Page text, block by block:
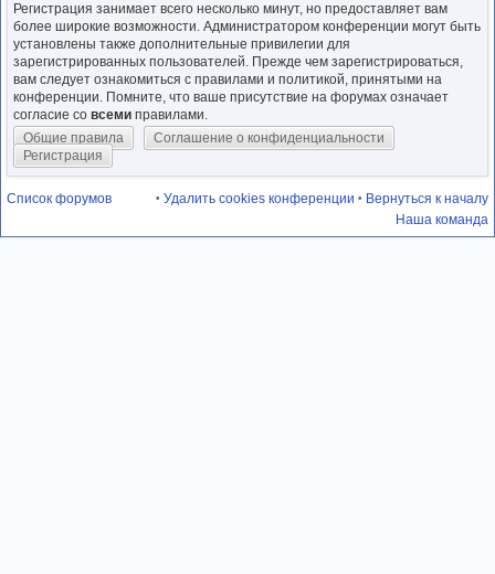
Регистрация занимает всего несколько минут, но предоставляет вам
более широкие возможности. Администратором конференции могут быть
установлены также дополнительные привилегии для
зарегистрированных пользователей. Прежде чем зарегистрироваться,
вам следует ознакомиться с правилами и политикой, принятыми на
конференции. Помните, что ваше присутствие на форумах означает
согласие со всеми правилами.
Общие правила
Соглашение о конфиденциальности
Регистрация
Список форумов • Вернуться к началу
• Удалить cookies конференции
Наша команда